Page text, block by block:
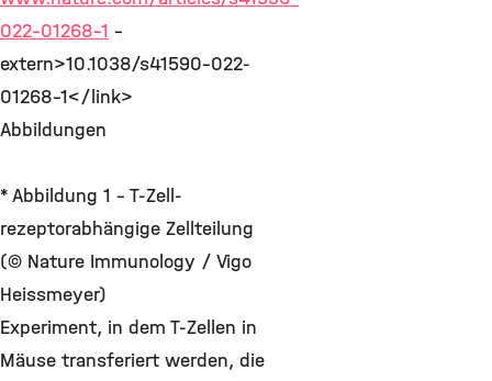
022-01268-1 -
extern>10.1038/s41590-022-
01268-1</link>
Abbildungen
* Abbildung 1 - T-Zell-
rezeptorabhängige Zellteilung
(© Nature Immunology / Vigo
Heissmeyer)
Experiment, in dem T-Zellen in
Mäuse transferiert werden, die